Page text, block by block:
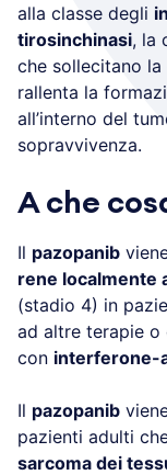
alla classe degli
tirosinchinasi, la
che sollecitano
rallenta la
all’interno del
sopravvivenza.
A che
Il pazopanib
rene localmente
(stadio 4) in
ad altre terapie o
con interferone-
Il pazopanib
pazienti adulti
sarcoma dei